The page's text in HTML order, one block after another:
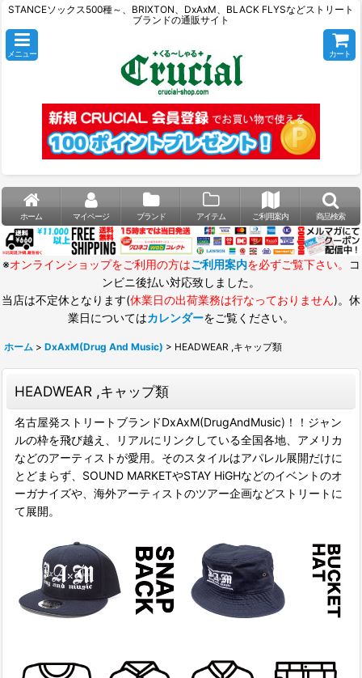
STANCEソックス500種～、BRIXTON、DxAxM、BLACK FLYSなどストリート
ブランドの通販サイト
メニュー カート
ホーム マイページ ブランド アイテム ご利用案内 商品検索
※オンラインショップをご利用の方はご利用案内を必ずご覧下さい。
コ
ンビニ後払い対応致しました。
当店は不定休となります(休業日の出荷業務は行なっておりません)。休
業日についてはカレンダーをご覧ください。
ホーム > DxAxM(Drug And Music) > HEADWEAR ,キャップ類
HEADWEAR ,キャップ類
名古屋発ストリートブランドDxAxM(DrugAndMusic)！！ジャン
ルの枠を飛び越え、リアルにリンクしている全国各地、アメリカ
などのアーティストが愛用。そのスタイルはアパレル展開だけに
とどまらず、SOUND MARKETやSTAY HiGHなどのイベントのオ
ーガナイズや、海外アーティストのツアー企画などストリートに
て展開。